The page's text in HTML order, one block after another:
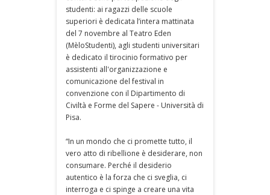
studenti: ai ragazzi delle scuole
superiori è dedicata l’intera mattinata
del 7 novembre al Teatro Eden
(MèloStudenti), agli studenti universitari
è dedicato il tirocinio formativo per
assistenti all'organizzazione e
comunicazione del festival in
convenzione con il Dipartimento di
Civiltà e Forme del Sapere - Università di
Pisa.
“In un mondo che ci promette tutto, il
vero atto di ribellione è desiderare, non
consumare. Perché il desiderio
autentico è la forza che ci sveglia, ci
interroga e ci spinge a creare una vita